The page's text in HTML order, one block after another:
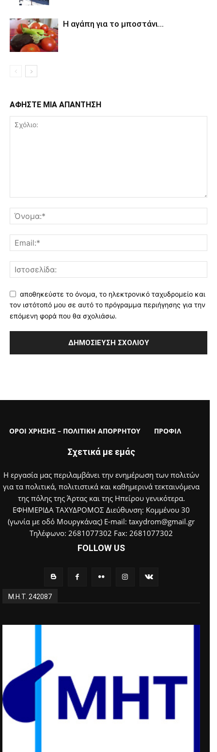
Η αγάπη για το μποστάνι…
ΑΦΗΣΤΕ ΜΙΑ ΑΠΑΝΤΗΣΗ
αποθηκεύστε το όνομα, το ηλεκτρονικό ταχυδρομείο και
τον ιστότοπό μου σε αυτό το πρόγραμμα περιήγησης για την
επόμενη φορά που θα σχολιάσω.
ΟΡΟΙ ΧΡΗΣΗΣ – ΠΟΛΙΤΙΚΗ ΑΠΟΡΡΗΤΟΥ ΠΡΟΦΙΛ
Σχετικά με εμάς
Η εργασία μας περιλαμβάνει την ενημέρωση των πολιτών
για τα πολιτικά, πολιτιστικά και καθημερινά τεκταινόμενα
της πόλης της Άρτας και της Ηπείρου γενικότερα.
ΕΦΗΜΕΡΙΔΑ ΤΑΧΥΔΡΟΜΟΣ Διεύθυνση: Κομμένου 30
(γωνία με οδό Μουργκάνας) E-mail: taxydrom@gmail.gr
Τηλέφωνο: 2681077302 Fax: 2681077302
FOLLOW US
Μ.Η.Τ. 242087